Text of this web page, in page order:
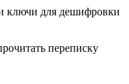
ключи для дешифровки
переписку